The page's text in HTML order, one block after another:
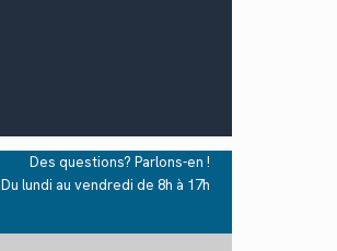
Des questions? Parlons-en !
Du lundi au vendredi de 8h à 17h